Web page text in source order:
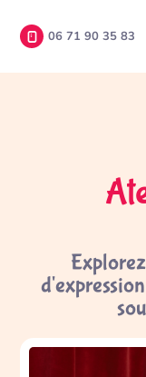
06 71 90 35 83